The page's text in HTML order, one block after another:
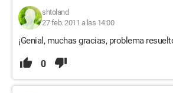
shtoland
27 feb. 2011 a las 14:00
¡Genial, muchas gracias, problema
0